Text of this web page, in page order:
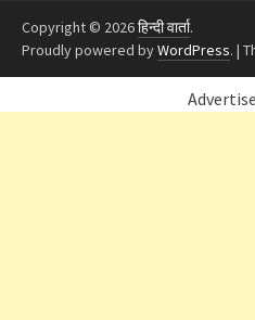
Copyright © 2026हिन्दी वार्ता.
Proudly powered byWordPress. |